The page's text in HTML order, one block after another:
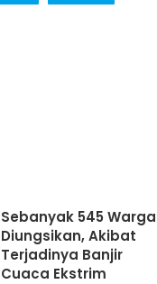
Sebanyak 545 Warga
Diungsikan, Akibat
Terjadinya Banjir
Cuaca Ekstrim